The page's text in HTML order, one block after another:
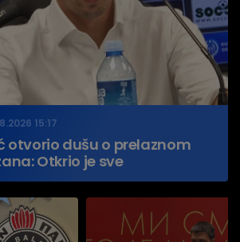
15:17
otvorio dušu o prelaznom
Otkrio je sve